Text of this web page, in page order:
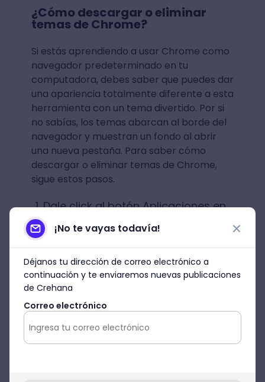
¿Cómo descargar o eliminar
temas de Chrome?
Si estás aprendiendo a usar Chrome como
navegador predeterminado en tu
computadora, debes saber que puedes dar
una apariencia totalmente diferente a esta
herramienta con un tema divertido. Por si
no sabías, los temas abarcan al borde del
navegador y muestran un fondo al abrir
una nueva pestaña. Para saber cómo
descargar o eliminar temas de Chrome,
sigue estos pasos.
Dale click al botón Aplicaciones en
la barra de marcadores.
Luego, selecciona la opción
Chrome Web Store.
Selecciona la opción temas para
ver todo lo que Google ofrece.
Escoge una opción que te guste y
dale click a Añadir a Chrome.
¡No te vayas todavía!
Déjanos tu dirección de correo electrónico a
continuación y te enviaremos nuevas publicaciones
de Crehana
Correo electrónico